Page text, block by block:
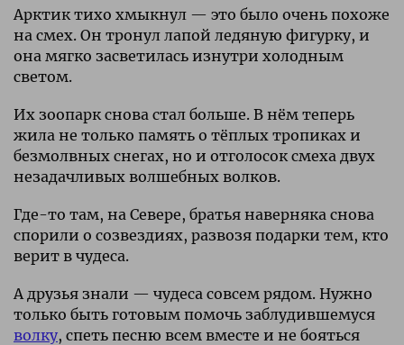
Арктик тихо хмыкнул — это было очень похоже
на смех. Он тронул лапой ледяную фигурку, и
она мягко засветилась изнутри холодным
светом.
Их зоопарк снова стал больше. В нём теперь
жила не только память о тёплых тропиках и
безмолвных снегах, но и отголосок смеха двух
незадачливых волшебных волков.
Где-то там, на Севере, братья наверняка снова
спорили о созвездиях, развозя подарки тем, кто
верит в чудеса.
А друзья знали — чудеса совсем рядом. Нужно
только быть готовым помочь заблудившемуся
волку, спеть песню всем вместе и не бояться